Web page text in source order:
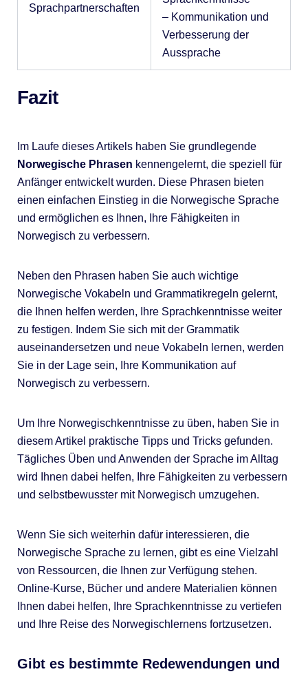
Sprachpartnerschaften
– Kommunikation und
Verbesserung der
Aussprache
Fazit
Im Laufe dieses Artikels haben Sie grundlegende
Norwegische Phrasen kennengelernt, die speziell für
Anfänger entwickelt wurden. Diese Phrasen bieten
einen einfachen Einstieg in die Norwegische Sprache
und ermöglichen es Ihnen, Ihre Fähigkeiten in
Norwegisch zu verbessern.
Neben den Phrasen haben Sie auch wichtige
Norwegische Vokabeln und Grammatikregeln gelernt,
die Ihnen helfen werden, Ihre Sprachkenntnisse weiter
zu festigen. Indem Sie sich mit der Grammatik
auseinandersetzen und neue Vokabeln lernen, werden
Sie in der Lage sein, Ihre Kommunikation auf
Norwegisch zu verbessern.
Um Ihre Norwegischkenntnisse zu üben, haben Sie in
diesem Artikel praktische Tipps und Tricks gefunden.
Tägliches Üben und Anwenden der Sprache im Alltag
wird Ihnen dabei helfen, Ihre Fähigkeiten zu verbessern
und selbstbewusster mit Norwegisch umzugehen.
Wenn Sie sich weiterhin dafür interessieren, die
Norwegische Sprache zu lernen, gibt es eine Vielzahl
von Ressourcen, die Ihnen zur Verfügung stehen.
Online-Kurse, Bücher und andere Materialien können
Ihnen dabei helfen, Ihre Sprachkenntnisse zu vertiefen
und Ihre Reise des Norwegischlernens fortzusetzen.
Gibt es bestimmte Redewendungen und